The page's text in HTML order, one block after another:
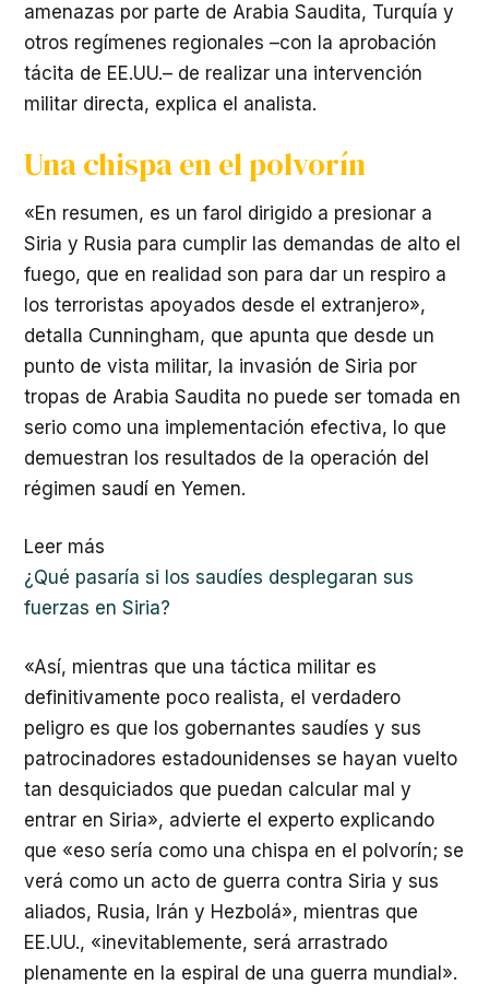
amenazas por parte de Arabia Saudita, Turquía y
otros regímenes regionales –con la aprobación
tácita de EE.UU.– de realizar una intervención
militar directa, explica el analista.
Una chispa en el polvorín
«En resumen, es un farol dirigido a presionar a
Siria y Rusia para cumplir las demandas de alto el
fuego, que en realidad son para dar un respiro a
los terroristas apoyados desde el extranjero»,
detalla Cunningham, que apunta que desde un
punto de vista militar, la invasión de Siria por
tropas de Arabia Saudita no puede ser tomada en
serio como una implementación efectiva, lo que
demuestran los resultados de la operación del
régimen saudí en Yemen.
Leer más
¿Qué pasaría si los saudíes desplegaran sus
fuerzas en Siria?
«Así, mientras que una táctica militar es
definitivamente poco realista, el verdadero
peligro es que los gobernantes saudíes y sus
patrocinadores estadounidenses se hayan vuelto
tan desquiciados que puedan calcular mal y
entrar en Siria», advierte el experto explicando
que «eso sería como una chispa en el polvorín; se
verá como un acto de guerra contra Siria y sus
aliados, Rusia, Irán y Hezbolá», mientras que
EE.UU., «inevitablemente, será arrastrado
plenamente en la espiral de una guerra mundial».